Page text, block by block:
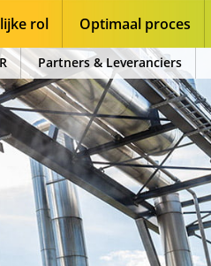
Partners & Leveranciers
rol Optimaal proces